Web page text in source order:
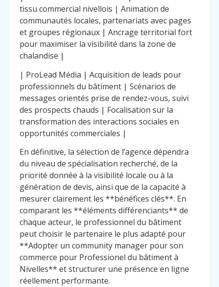
tissu commercial nivellois | Animation de
communautés locales, partenariats avec pages
et groupes régionaux | Ancrage territorial fort
pour maximiser la visibilité dans la zone de
chalandise |
| ProLead Média | Acquisition de leads pour
professionnels du bâtiment | Scénarios de
messages orientés prise de rendez-vous, suivi
des prospects chauds | Focalisation sur la
transformation des interactions sociales en
opportunités commerciales |
En définitive, la sélection de l’agence dépendra
du niveau de spécialisation recherché, de la
priorité donnée à la visibilité locale ou à la
génération de devis, ainsi que de la capacité à
mesurer clairement les **bénéfices clés**. En
comparant les **éléments différenciants** de
chaque acteur, le professionnel du bâtiment
peut choisir le partenaire le plus adapté pour
**Adopter un community manager pour son
commerce pour Professionel du bâtiment à
Nivelles** et structurer une présence en ligne
réellement performante.